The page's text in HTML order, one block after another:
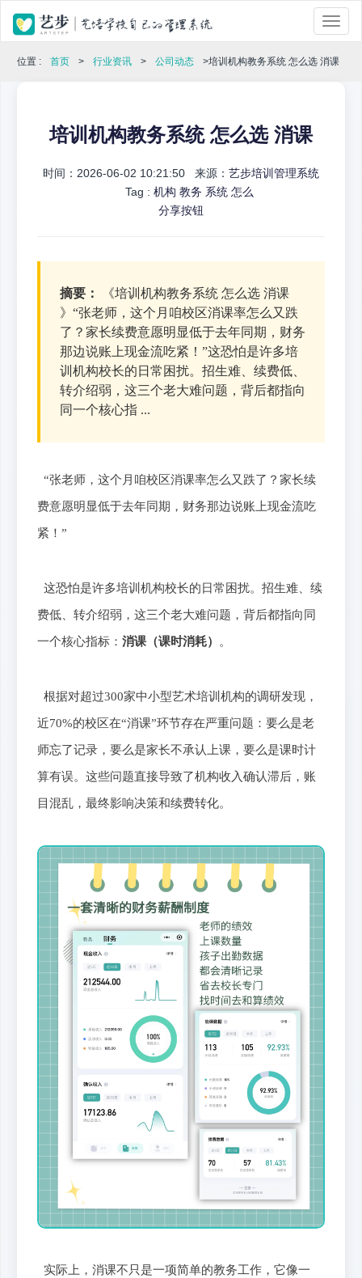
位置 : 首页 > 行业资讯 > 公司动态 >培训机构教务系统 怎么选 消课
培训机构教务系统 怎么选 消课
时间：2026-06-02 10:21:50 来源： 艺步培训管理系统
Tag : 机构 教务 系统 怎么
分享按钮
摘要：
《培训机构教务系统 怎么选 消课
》“张老师，这个月咱校区消课率怎么又跌
了？家长续费意愿明显低于去年同期，财务
那边说账上现金流吃紧！”这恐怕是许多培
训机构校长的日常困扰。招生难、续费低、
转介绍弱，这三个老大难问题，背后都指向
同一个核心指 ...
“张老师，这个月咱校区消课率怎么又跌了？家长续
费意愿明显低于去年同期，财务那边说账上现金流吃
紧！”
这恐怕是许多培训机构校长的日常困扰。招生难、续
费低、转介绍弱，这三个老大难问题，背后都指向同
一个核心指标： 消课（课时消耗） 。
根据对超过300家中小型艺术培训机构的调研发现，
近70%的校区在“消课”环节存在严重问题：要么是老
师忘了记录，要么是家长不承认上课，要么是课时计
算有误。这些问题直接导致了机构收入确认滞后，账
目混乱，最终影响决策和续费转化。
实际上，消课不只是一项简单的教务工作，它像一